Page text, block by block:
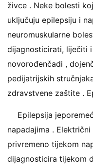
živce . Neke bolesti
uključuju epilepsiju i
neuromuskularne
dijagnosticirati, liječiti
novorođenčadi ,
pedijatrijskih
zdravstvene zaštite .
Epilepsija
napadajima .
privremeno tijekom
dijagnosticira tijekom